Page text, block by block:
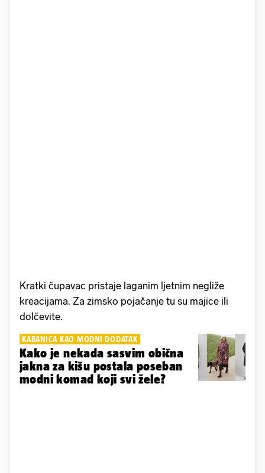
Kratki čupavac pristaje laganim ljetnim negliže
kreacijama. Za zimsko pojačanje tu su majice ili
dolčevite.
KABANICA KAO MODNI DODATAK
Kako je nekada sasvim obična
jakna za kišu postala poseban
modni komad koji svi žele?